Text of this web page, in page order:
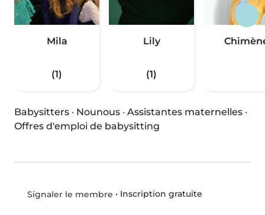
Mila
(1)
Lily
(1)
Babysitters · Nounous · Assistantes maternelles ·
Offres d'emploi de babysitting
Signaler le membre • Inscription gratuite